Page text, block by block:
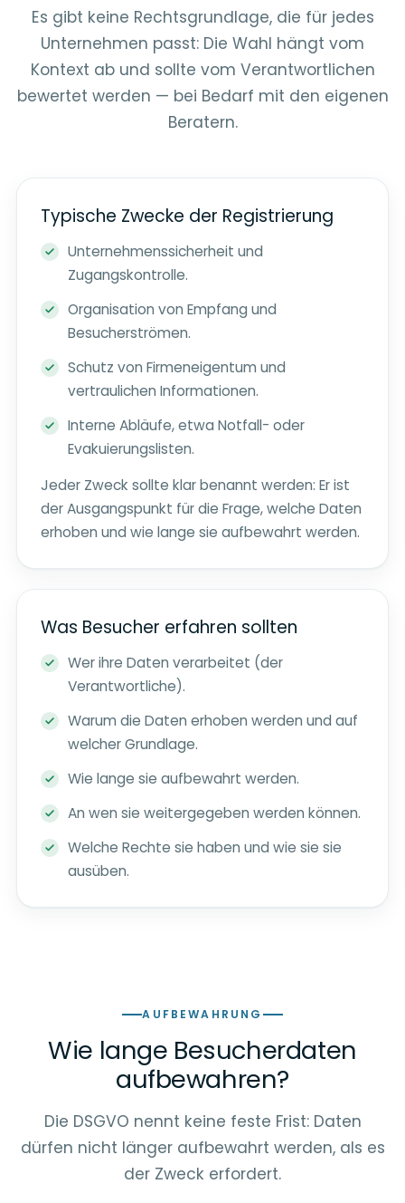
Es gibt keine Rechtsgrundlage, die für jedes
Unternehmen passt: Die Wahl hängt vom
Kontext ab und sollte vom Verantwortlichen
bewertet werden — bei Bedarf mit den eigenen
Beratern.
Typische Zwecke der Registrierung
Unternehmenssicherheit und
Zugangskontrolle.
Organisation von Empfang und
Besucherströmen.
Schutz von Firmeneigentum und
vertraulichen Informationen.
Interne Abläufe, etwa Notfall- oder
Evakuierungslisten.
Jeder Zweck sollte klar benannt werden: Er ist
der Ausgangspunkt für die Frage, welche Daten
erhoben und wie lange sie aufbewahrt werden.
Was Besucher erfahren sollten
Wer ihre Daten verarbeitet (der
Verantwortliche).
Warum die Daten erhoben werden und auf
welcher Grundlage.
Wie lange sie aufbewahrt werden.
An wen sie weitergegeben werden können.
Welche Rechte sie haben und wie sie sie
ausüben.
AUFBEWAHRUNG
Wie lange Besucherdaten
aufbewahren?
Die DSGVO nennt keine feste Frist: Daten
dürfen nicht länger aufbewahrt werden, als es
der Zweck erfordert.